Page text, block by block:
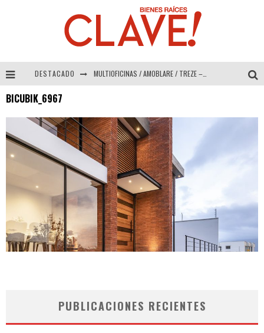
DESTACADO MULTIOFICINAS / AMOBLARE / TREZE – Especial Interiorismo & Decoración 2026
COLINEAL – Especial Interiorismo & Decoración 2026
BICUBIK_6967
PUBLICACIONES RECIENTES